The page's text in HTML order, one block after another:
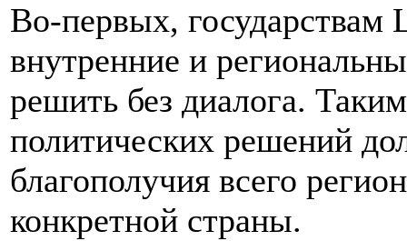
Во-первых, государствам
внутренние и
решить без диалога.
политических решений
благополучия всего
конкретной страны.